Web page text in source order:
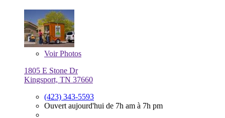
VoirPhotos
1805 E Stone Dr
Kingsport, TN 37660
(423) 343-5593
Ouvert aujourd'hui de 7h am à 7h pm